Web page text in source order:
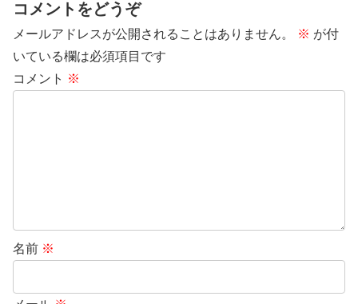
コメントをどうぞ
メールアドレスが公開されることはありません。 ※ が付
いている欄は必須項目です
コメント ※
名前 ※